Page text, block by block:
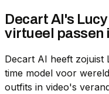
Decart AI's
virtueel passen
Decart AI heeft zojuist
time model voor
outfits in video's